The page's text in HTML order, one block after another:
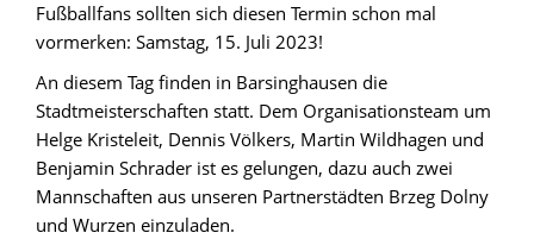
Fußballfans sollten sich diesen Termin schon mal
vormerken: Samstag, 15. Juli 2023!
An diesem Tag finden in Barsinghausen die
Stadtmeisterschaften statt. Dem Organisationsteam um
Helge Kristeleit, Dennis Völkers, Martin Wildhagen und
Benjamin Schrader ist es gelungen, dazu auch zwei
Mannschaften aus unseren Partnerstädten Brzeg Dolny
und Wurzen einzuladen.